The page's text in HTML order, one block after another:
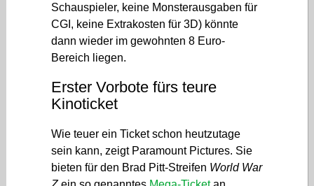
Schauspieler, keine Monsterausgaben für
CGI, keine Extrakosten für 3D) könnte
dann wieder im gewohnten 8 Euro-
Bereich liegen.
Erster Vorbote fürs teure
Kinoticket
Wie teuer ein Ticket schon heutzutage
sein kann, zeigt Paramount Pictures. Sie
bieten für den Brad Pitt-Streifen World War